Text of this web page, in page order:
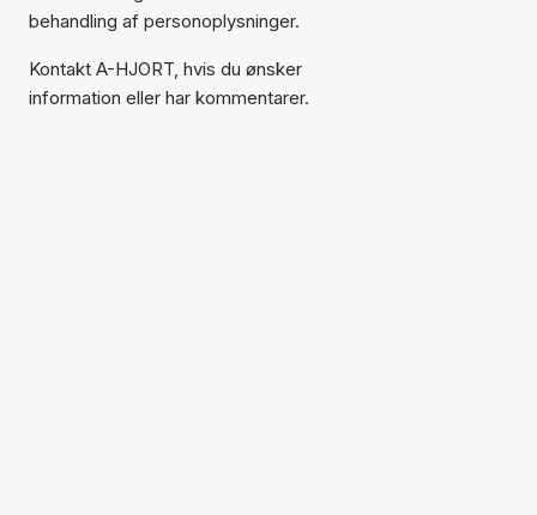
behandling af personoplysninger.
Kontakt A-HJORT, hvis du ønsker
information eller har kommentarer.